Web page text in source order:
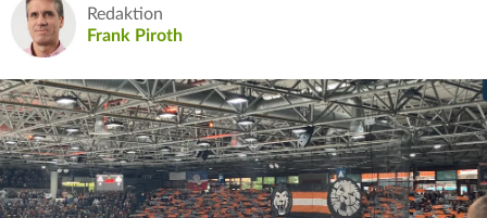
Redaktion
Frank Piroth